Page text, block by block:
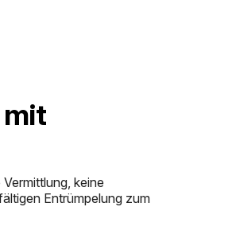
keine
Entrümpelung zum